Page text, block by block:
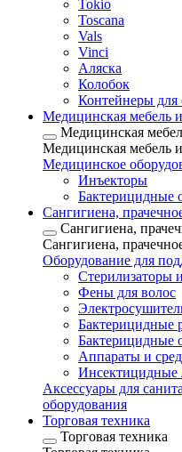
Tokio
Toscana
Vals
Vinci
Аляска
Колобок
Контейнеры для
Медицинская мебель
Медицинская
Медицинская мебель
Медицинское
Инъекторы
Бактерицидные
Сангигиена,
Сангигиена,
Сангигиена,
Оборудование для
Стерилизаторы
Фены для волос
Бактерицидные
Бактерицидные
Аппараты и
Инсектицидные
Аксессуары для
оборудования
Торговая техника
Торговая техника